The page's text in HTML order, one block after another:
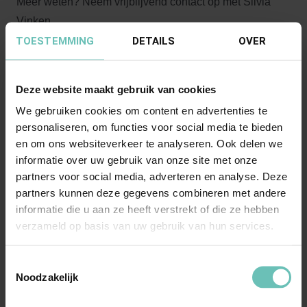
TOESTEMMING DETAILS OVER
Deze website maakt gebruik van cookies
We gebruiken cookies om content en advertenties te
personaliseren, om functies voor social media te bieden
en om ons websiteverkeer te analyseren. Ook delen we
informatie over uw gebruik van onze site met onze
partners voor social media, adverteren en analyse. Deze
partners kunnen deze gegevens combineren met andere
informatie die u aan ze heeft verstrekt of die ze hebben
verzameld op basis van uw gebruik van hun services.
Noodzakelijk
Vinken.
Meer nieuws